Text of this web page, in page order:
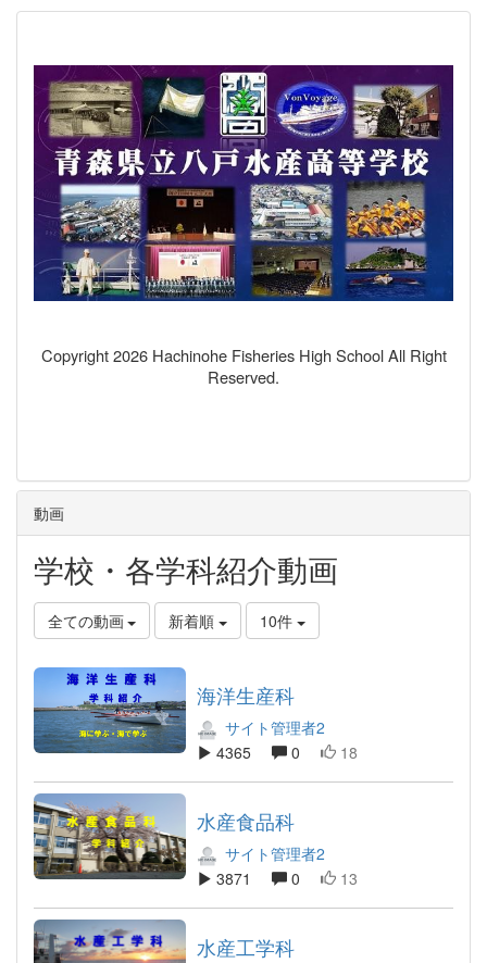
Copyright 2026 Hachinohe Fisheries High School All Right
Reserved.
動画
学校・各学科紹介動画
全ての動画 新着順 10件
海洋生産科
サイト管理者2
4365
0 18
水産食品科
サイト管理者2
3871
0 13
水産工学科